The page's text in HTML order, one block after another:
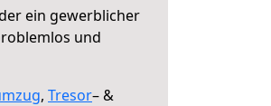
ein gewerblicher
und
, Tresor– &